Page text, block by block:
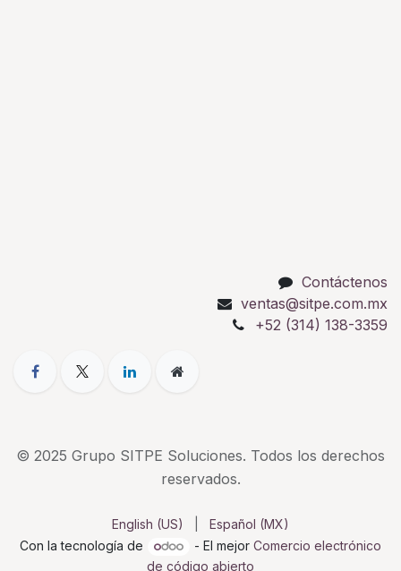
Contáctenos
ventas@sitpe.com.mx
+52 (314) 138-3359
© 2025 Grupo SITPE Soluciones. Todos los derechos
reservados.
English (US)
Español (MX)
Con la tecnología de
- El mejor Comercio electrónico
de código abierto